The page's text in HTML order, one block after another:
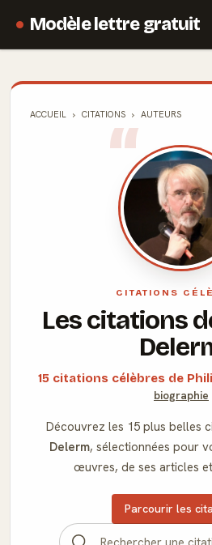
Modèle lettre gratuit
ACCUEIL CITATIONS AUTEURS
CITATIONS
Les citations
15 citations célèbres de
biographie
Découvrez les 15 plus belles
Delerm, sélectionnées pour
œuvres, de ses articles
Parcourir les